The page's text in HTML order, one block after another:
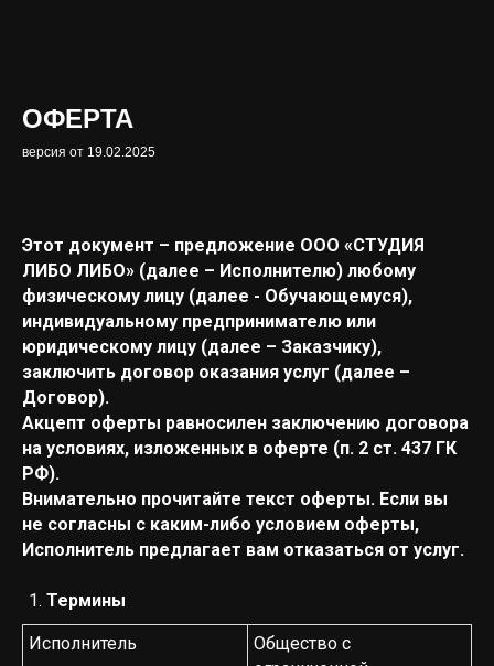
ОФЕРТА
версия от 19.02.2025
Этот документ – предложение ООО «СТУДИЯ
ЛИБО ЛИБО» (далее – Исполнителю) любому
физическому лицу (далее - Обучающемуся),
индивидуальному предпринимателю или
юридическому лицу (далее – Заказчику),
заключить договор оказания услуг (далее –
Договор).
Акцепт оферты равносилен заключению договора
на условиях, изложенных в оферте (п. 2 ст. 437 ГК
РФ).
Внимательно прочитайте текст оферты. Если вы
не согласны с каким-либо условием оферты,
Исполнитель предлагает вам отказаться от услуг.
Термины
Исполнитель
Общество с